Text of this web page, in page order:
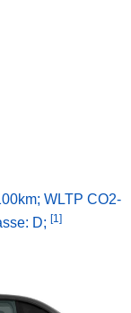
WLTP CO2-
D; [1]